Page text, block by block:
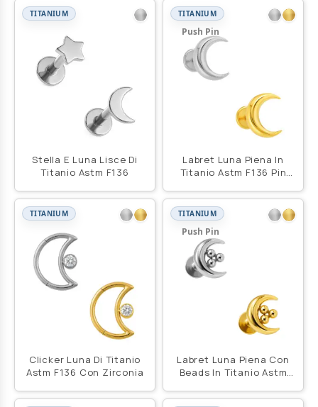
TITANIUM
Stella E Luna Lisce Di
Titanio Astm F136
TITANIUM
Push Pin
Labret Luna Piena In
Titanio Astm F136 Pin
TITANIUM
Clicker Luna Di Titanio
Astm F136 Con Zirconia
TITANIUM
Push Pin
Labret Luna Piena Con
Beads In Titanio Astm